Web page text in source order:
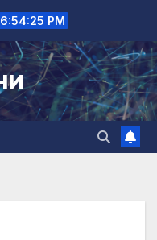
6:54:26 PM